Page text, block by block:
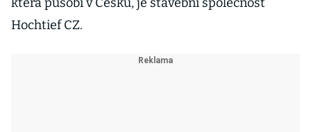
Hochtief CZ.